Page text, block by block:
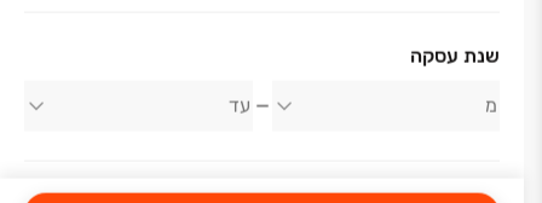
שנת עסקה
אודות החברה
קבוצת נחמיאס